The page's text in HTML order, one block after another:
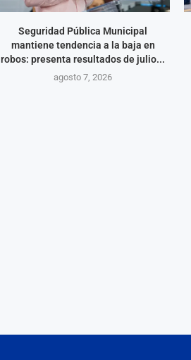
Seguridad Pública Municipal
mantiene tendencia a la baja en
robos: presenta resultados de julio...
agosto 7, 2026